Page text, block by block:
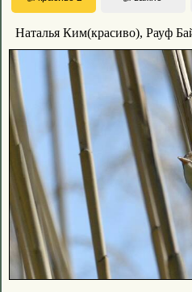
Наталья Ким(красиво), Рауф